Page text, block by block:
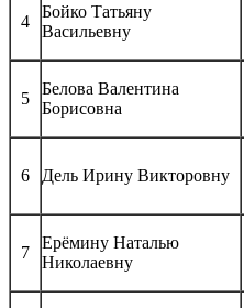
4
Бойко Татьяну
Васильевну
5
Белова Валентина
Борисовна
6 Дель Ирину Викторовну
7
Ерёмину Наталью
Николаевну